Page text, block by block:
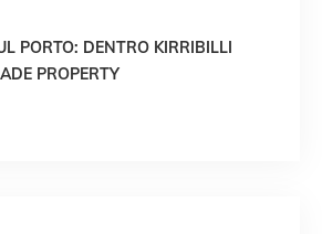
PORTO: DENTRO KIRRIBILLI
PROPERTY